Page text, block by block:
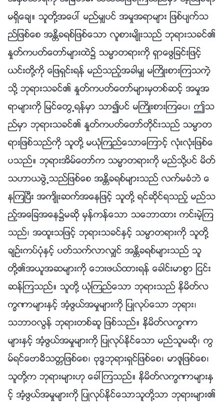
မရွိေခ်။ သူတို႔အေပၚ မည္မွ်ပင္ အမႈအရာမ်ား ျဖစ္ပ်က္သ
ည္ျဖစ္ေစ အႏၲိခရစ္ျဖစ္ေသာ လူစားမ်ိဳးသည္ ဘုရားသခင္၏
ႏႈတ္ကပတ္ေတာ္မ်ားထဲ၌ သမၼာတရားကို ရွာေဖြျခင္းျဖင့္
ယင္းတို႔ကို ေျဖရွင္းရန္ မည္သည့္အခါမွ် မႀကိဳးစားၾကသကဲ့
သို႔ ဘုရားသခင္၏ ႏႈတ္ကပတ္ေတာ္မ်ားမွတစ္ဆင့္ အမႈအ
ရာမ်ားကို ျမင္ေတြ႕ရန္မွာ သာ၍ပင္ မႀကိဳးစားၾကေပ၊ ဤသ
ည္မွာ ဘုရားသခင္၏ ႏႈတ္ကပတ္ေတာ္တိုင္းသည္ သမၼာတ
ရားျဖစ္သည္ကို သူတို႔ မယုံၾကည္ေသာေၾကာင့္ လုံးလုံးျဖစ္ေ
ပသည္။ ဘုရားအိမ္ေတာ္က သမၼာတရားကို မည္သို႔ပင္ မိတ္
သဟာယဖြဲ႕သည္ျဖစ္ေစ အႏၲိခရစ္မ်ားသည္ လက္မခံဘဲ ေ
နၾကၿပီး အက်ိဳးဆက္အေနျဖင့္ သူတို႔ ရင္ဆိုင္ရသည့္ မည္သ
ည့္အေျခအေန၌မဆို မွန္ကန္ေသာ သေဘာထား ကင္းမဲ့ၾက
သည္၊ အထူးသျဖင့္ ဘုရားသခင္ႏွင့္ သမၼာတရားကို သူတို႔
ခ်ဥ္းကပ္ပုံႏွင့္ ပတ္သက္လာလွ်င္ အႏၲိခရစ္မ်ားသည္ သူ
တို႔၏အယူအဆမ်ားကို ေဘးဖယ္ထားရန္ ေခါင္းမာစြာ ျငင္း
ဆန္ၾကသည္။ သူတို႔ ယုံၾကည္ေသာ ဘုရားသည္ နိမိတ္လ
ကၡဏာမ်ားႏွင့္ အံ့ဖြယ္အမႈမ်ားကို ျပဳလုပ္ေသာ ဘုရား၊
သဘာဝလြန္ ဘုရားတစ္ဆူ ျဖစ္သည္။ နိမိတ္လကၡဏာ
မ်ားႏွင့္ အံ့ဖြယ္အမႈမ်ားကို ျပဳလုပ္ႏိုင္ေသာ မည္သူမဆို၊ ကြ
မ္ရင္ေဗာဓိသတၱျဖစ္ေစ၊ ဗုဒၶဘုရားရွင္ျဖစ္ေစ၊ မာဇူျဖစ္ေစ၊
သူတို႔က ဘုရားမ်ားဟု ေခၚၾကသည္။ နိမိတ္လကၡဏာမ်ားႏွ
င့္ အံ့ဖြယ္အမႈမ်ားကို ျပဳလုပ္ႏိုင္ေသာသူတို႔သာ ဘုရားမ်ား၏